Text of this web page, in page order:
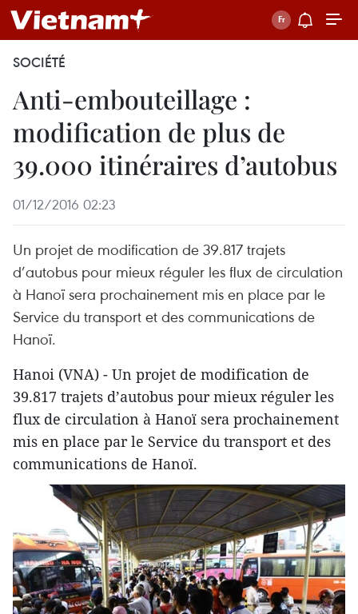
SOCIÉTÉ
Anti-embouteillage :
modification de plus de
39.000 itinéraires d’autobus
01/12/2016 02:23
Un projet de modification de 39.817 trajets
d’autobus pour mieux réguler les flux de circulation
à Hanoï sera prochainement mis en place par le
Service du transport et des communications de
Hanoï.
Hanoi (VNA) - Un projet de modification de
39.817 trajets d’autobus pour mieux réguler les
flux de circulation à Hanoï sera prochainement
mis en place par le Service du transport et des
communications de Hanoï.